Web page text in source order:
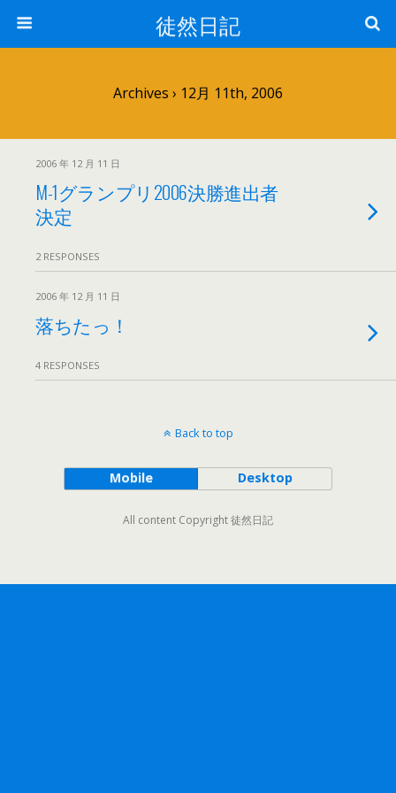
徒然日記
Archives › 12月 11th, 2006
2006 年 12 月 11 日
M-1グランプリ2006決勝進出者
決定
2 RESPONSES
2006 年 12 月 11 日
落ちたっ！
4 RESPONSES
Back to top
Mobile Desktop
All content Copyright 徒然日記